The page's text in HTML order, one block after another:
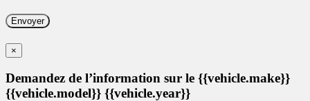
×
Demandez de l’information sur le {{vehicle.make}}
{{vehicle.model}} {{vehicle.year}}